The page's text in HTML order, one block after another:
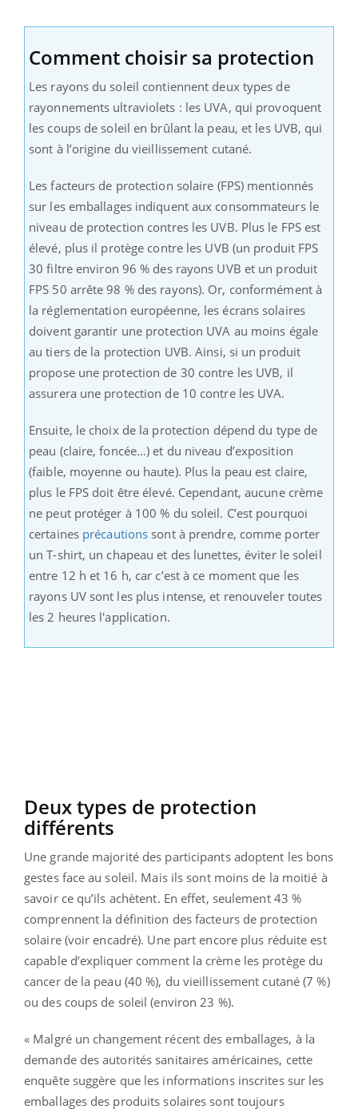
Comment choisir sa protection
Les rayons du soleil contiennent deux types de
rayonnements ultraviolets : les UVA, qui provoquent
les coups de soleil en brûlant la peau, et les UVB, qui
sont à l’origine du vieillissement cutané.
Les facteurs de protection solaire (FPS) mentionnés
sur les emballages indiquent aux consommateurs le
niveau de protection contres les UVB. Plus le FPS est
élevé, plus il protège contre les UVB (un produit FPS
30 filtre environ 96 % des rayons UVB et un produit
FPS 50 arrête 98 % des rayons). Or, conformément à
la réglementation européenne, les écrans solaires
doivent garantir une protection UVA au moins égale
au tiers de la protection UVB. Ainsi, si un produit
propose une protection de 30 contre les UVB, il
assurera une protection de 10 contre les UVA.
Ensuite, le choix de la protection dépend du type de
peau (claire, foncée…) et du niveau d’exposition
(faible, moyenne ou haute). Plus la peau est claire,
plus le FPS doit être élevé. Cependant, aucune crème
ne peut protéger à 100 % du soleil. C’est pourquoi
certaines précautions sont à prendre, comme porter
un T-shirt, un chapeau et des lunettes, éviter le soleil
entre 12 h et 16 h, car c’est à ce moment que les
rayons UV sont les plus intense, et renouveler toutes
les 2 heures l'application.
Deux types de protection
différents
Une grande majorité des participants adoptent les bons
gestes face au soleil. Mais ils sont moins de la moitié à
savoir ce qu’ils achètent. En effet, seulement 43 %
comprennent la définition des facteurs de protection
solaire (voir encadré). Une part encore plus réduite est
capable d’expliquer comment la crème les protège du
cancer de la peau (40 %), du vieillissement cutané (7 %)
ou des coups de soleil (environ 23 %).
« Malgré un changement récent des emballages, à la
demande des autorités sanitaires américaines, cette
enquête suggère que les informations inscrites sur les
emballages des produits solaires sont toujours